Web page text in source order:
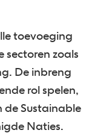
toevoeging
sectoren zoals
De inbreng
rol spelen,
de Sustainable
Naties.